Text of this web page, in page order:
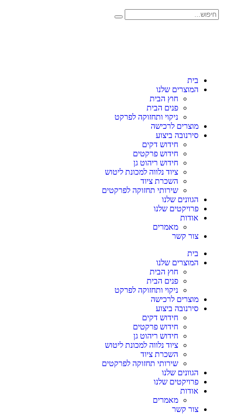
בית
המוצרים שלנו
חוץ הבית
פנים הבית
ניקוי ותחזוקה לפרקט
מוצרים לרכישה
סירנובה ביצוע
חידוש דקים
חידוש פרקטים
חידוש ריהוט גן
ציוד נלווה למכונת ליטוש
השכרת ציוד
שירותי תחזוקה לפרקטים
הגוונים שלנו
פרויקטים שלנו
אודות
מאמרים
צור קשר
בית
המוצרים שלנו
חוץ הבית
פנים הבית
ניקוי ותחזוקה לפרקט
מוצרים לרכישה
סירנובה ביצוע
חידוש דקים
חידוש פרקטים
חידוש ריהוט גן
ציוד נלווה למכונת ליטוש
השכרת ציוד
שירותי תחזוקה לפרקטים
הגוונים שלנו
פרויקטים שלנו
אודות
מאמרים
צור קשר